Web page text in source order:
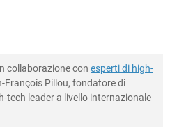
collaborazione con esperti di high-
François Pillou, fondatore di
tech leader a livello internazionale